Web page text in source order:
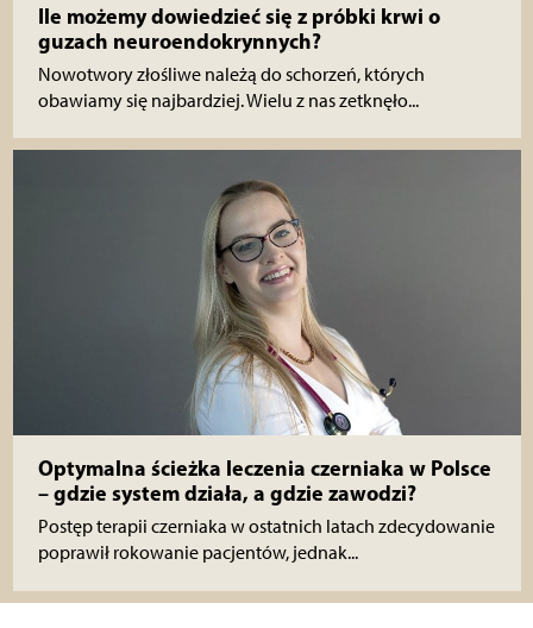
Ile możemy dowiedzieć się z próbki krwi o
guzach neuroendokrynnych?
Nowotwory złośliwe należą do schorzeń, których
obawiamy się najbardziej. Wielu z nas zetknęło...
Optymalna ścieżka leczenia czerniaka w Polsce
– gdzie system działa, a gdzie zawodzi?
Postęp terapii czerniaka w ostatnich latach zdecydowanie
poprawił rokowanie pacjentów, jednak...